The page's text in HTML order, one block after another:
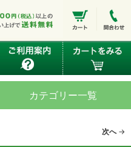
カテゴリー一覧
次へ →